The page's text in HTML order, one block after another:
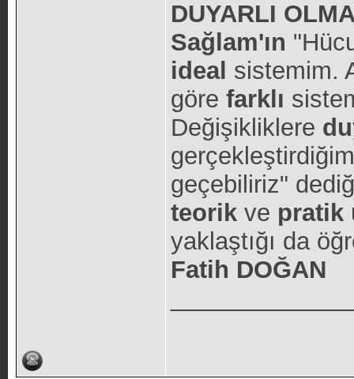
DUYARLI
Sağlam'ın
ideal sistemim.
göre farklı
Değişikliklere
geçebiliriz"
teorik ve pratik
yaklaştığı da
Fatih DOĞAN